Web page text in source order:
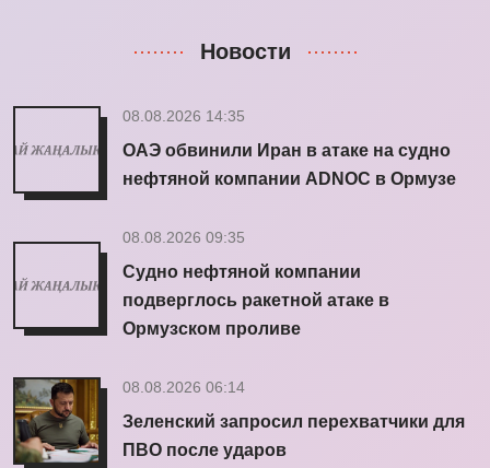
Новости
08.08.2026 14:35
ОАЭ обвинили Иран в атаке на судно
нефтяной компании ADNOC в Ормузе
08.08.2026 09:35
Судно нефтяной компании
подверглось ракетной атаке в
Ормузском проливе
08.08.2026 06:14
Зеленский запросил перехватчики для
ПВО после ударов